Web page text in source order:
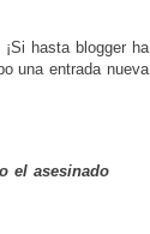
hasta blogger ha
una entrada nueva
el asesinado